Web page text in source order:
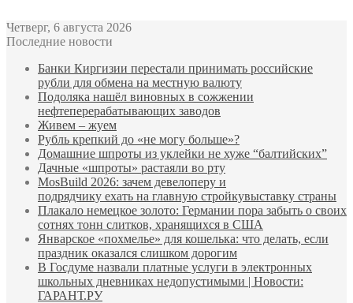
Четверг, 6 августа 2026
Последние новости
Банки Киргизии перестали принимать российские
рубли для обмена на местную валюту
Подоляка нашёл виновных в сожжении
нефтеперерабатывающих заводов
Живем – жуем
Рубль крепкий до «не могу больше»?
Домашние шпроты из уклейки не хуже “балтийских”
Дачные «шпроты» растаяли во рту
MosBuild 2026: зачем девелоперу и
подрядчиĸу ехать на главную стройĸувыставĸу страны
Плакало немецкое золото: Германии пора забыть о своих
сотнях тонн слитков, хранящихся в США
Январское «похмелье» для кошелька: что делать, если
праздник оказался слишком дорогим
В Госдуме назвали платные услуги в электронных
школьных дневниках недопустимыми | Новости:
ГАРАНТ.РУ